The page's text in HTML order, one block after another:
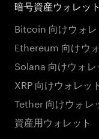
暗号資産ウォレット
Bitcoin 向けウォレ
Ethereum 向けウ
Solana 向けウォレ
XRP 向けウォレット
Tether 向けウォレ
資産用ウォレット